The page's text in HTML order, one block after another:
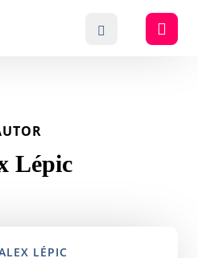
Lépic
LÉPIC